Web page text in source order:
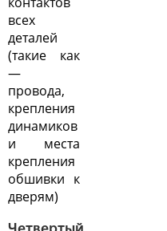
всех
деталей
(такие как
—
провода,
крепления
динамиков
и места
крепления
обшивки к
дверям)